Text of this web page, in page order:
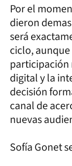
Por el
dieron
será
ciclo,
participación
digital y la
decisión
canal de
nuevas
Sofía Gonet